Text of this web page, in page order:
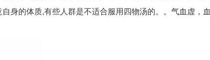
身的体质,有些人群是不适合服用四物汤的。。气血虚，血